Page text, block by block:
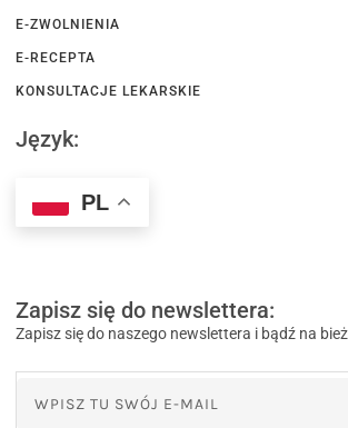
E-ZWOLNIENIA
E-RECEPTA
KONSULTACJE LEKARSKIE
Język:
PL
Zapisz się do newslettera:
Zapisz się do naszego newslettera i bądź na